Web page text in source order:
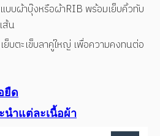
แบบผ้าบุ๊งหรือผ้าRIB พร้อมเย็บคิ้วทับ
ส้น
ย็บตะเข็บลาคู่ใหญ่ เพื่อความคงทนต่อ
ยืด
นำแต่ละเนื้อผ้า